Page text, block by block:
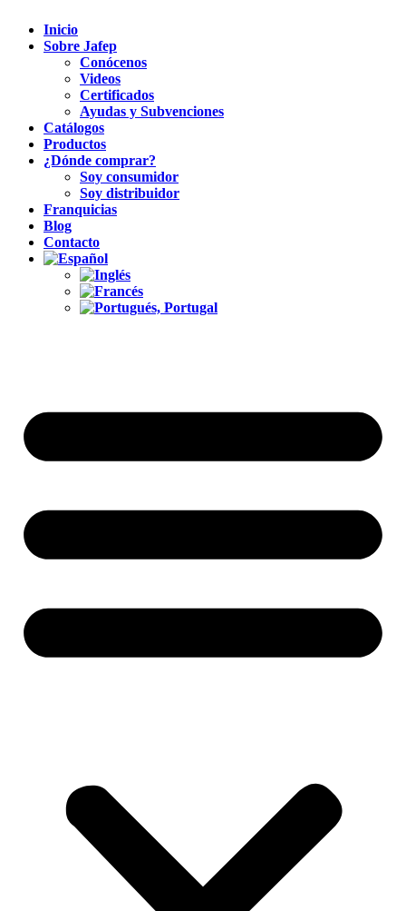
Inicio
Sobre Jafep
Conócenos
Videos
Certificados
Ayudas y Subvenciones
Catálogos
Productos
¿Dónde comprar?
Soy consumidor
Soy distribuidor
Franquicias
Blog
Contacto